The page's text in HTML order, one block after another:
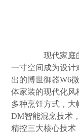
现代家庭
一寸空间成为设计
出的博世御器W6
体家装的现代化风
多种烹饪方式，大
DM智能混烹技术
精控三大核心技术